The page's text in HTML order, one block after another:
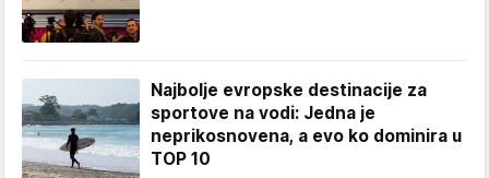
Najbolje evropske destinacije za
sportove na vodi: Jedna je
neprikosnovena, a evo ko dominira u
TOP 10